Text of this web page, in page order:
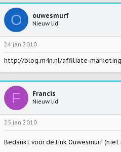
O ouwesmurf
Nieuw lid
24 jan 2010
http://blog.m4n.nl/affiliate-
F Francis
Nieuw lid
25 jan 2010
Bedankt voor de link Ouwesmurf